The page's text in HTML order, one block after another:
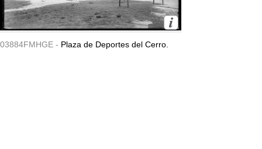
03884FMHGE - Plaza de Deportes del Cerro.